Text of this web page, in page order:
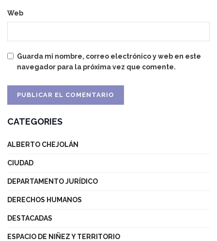
Web
Guarda mi nombre, correo electrónico y web en este
navegador para la próxima vez que comente.
CATEGORIES
ALBERTO CHEJOLÁN
CIUDAD
DEPARTAMENTO JURÍDICO
DERECHOS HUMANOS
DESTACADAS
ESPACIO DE NIÑEZ Y TERRITORIO